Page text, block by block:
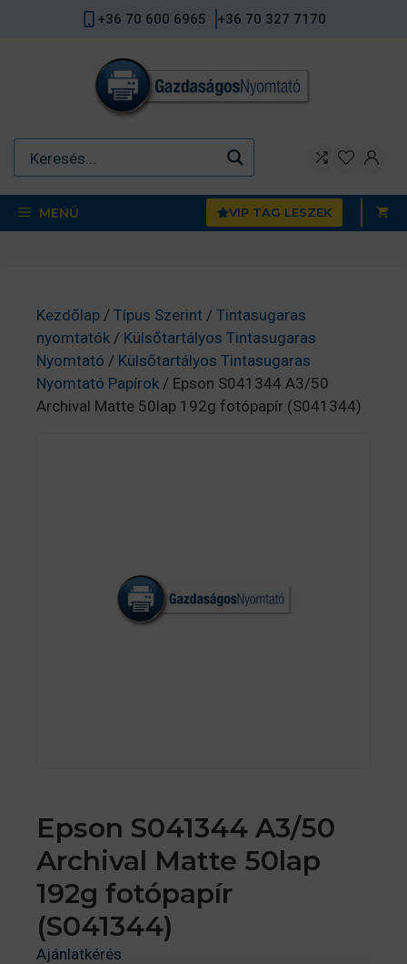
+36 70 600 6965 +36 70 327 7170
MENÜ VIP TAG LESZEK
Kezdőlap / Típus Szerint / Tintasugaras
nyomtatók / Külsőtartályos Tintasugaras
Nyomtató / Külsőtartályos Tintasugaras
Nyomtató Papírok / Epson S041344 A3/50
Archival Matte 50lap 192g fotópapír (S041344)
Epson S041344 A3/50
Archival Matte 50lap
192g fotópapír
(S041344)
Ajánlatkérés